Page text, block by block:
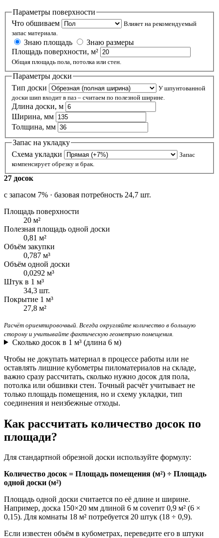
Параметры поверхности
Что обшиваем
Влияет на рекомендуемый
запас материала.
Знаю площадь
Знаю размеры
Площадь поверхности, м²
Общая площадь пола, потолка или стен.
Параметры доски
Тип доски
У шпунтованной
доски шип входит в паз – считаем по полезной ширине.
Длина доски, м
Ширина, мм
Толщина, мм
Запас на укладку
Схема укладки
Запас
компенсирует обрезку и брак.
27 досок
с запасом 7% · базовая потребность 24,7 шт.
Площадь поверхности
20 м²
Полезная площадь одной доски
0,81 м²
Объём закупки
0,787 м³
Объём одной доски
0,0292 м³
Штук в 1 м³
34,3 шт.
Покрытие 1 м³
27,8 м²
Расчёт ориентировочный. Всегда округляйте количество в большую
сторону и учитывайте фактическую геометрию помещения.
Сколько досок в 1 м³ (длина 6 м)
Чтобы не докупать материал в процессе работы или не
оставлять лишние кубометры пиломатериалов на складе,
важно сразу рассчитать, сколько нужно досок для пола,
потолка или обшивки стен. Точный расчёт учитывает не
только площадь помещения, но и схему укладки, тип
соединения и неизбежные отходы.
Как рассчитать количество досок по
площади?
Для стандартной обрезной доски используйте формулу:
Количество досок = Площадь помещения (м²) ÷ Площадь
одной доски (м²)
Площадь одной доски считается по её длине и ширине.
Например, доска 150×20 мм длиной 6 м coverит 0,9 м² (6 ×
0,15). Для комнаты 18 м² потребуется 20 штук (18 ÷ 0,9).
Если известен объём в кубометрах, переведите его в штуки